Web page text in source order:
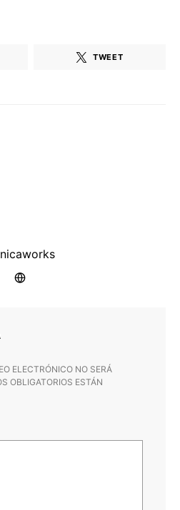
TWEET
ELECTRÓNICO NO SERÁ
OBLIGATORIOS ESTÁN